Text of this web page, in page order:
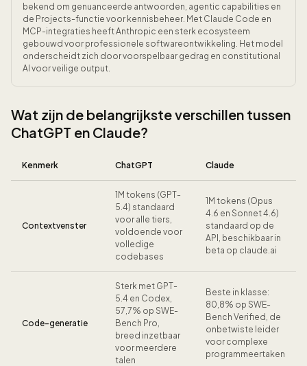
bekend om genuanceerde antwoorden, agentic capabilities en
de Projects-functie voor kennisbeheer. Met Claude Code en
MCP-integraties heeft Anthropic een sterk ecosysteem
gebouwd voor professionele softwareontwikkeling. Het model
onderscheidt zich door voorspelbaar gedrag en constitutional
AI voor veilige output.
Wat zijn de belangrijkste verschillen tussen
ChatGPT en Claude?
Kenmerk ChatGPT Claude
Contextvenster
1M tokens (GPT-
5.4) standaard
voor alle tiers,
voldoende voor
volledige
codebases
1M tokens (Opus
4.6 en Sonnet 4.6)
standaard op de
API, beschikbaar in
beta op claude.ai
Code-generatie
Sterk met GPT-
5.4 en Codex,
57,7% op SWE-
Bench Pro,
breed inzetbaar
voor meerdere
talen
Beste in klasse:
80,8% op SWE-
Bench Verified, de
onbetwiste leider
voor complexe
programmeertaken